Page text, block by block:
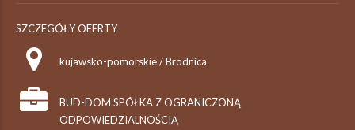
SZCZEGÓŁY OFERTY
kujawsko-pomorskie / Brodnica
BUD-DOM SPÓŁKA Z OGRANICZONĄ
ODPOWIEDZIALNOŚCIĄ